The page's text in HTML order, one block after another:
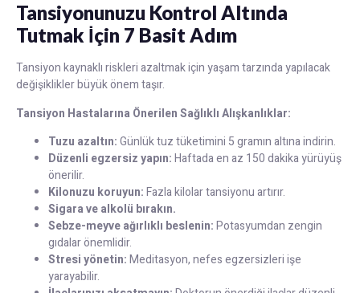
Tansiyonunuzu Kontrol Altında
Tutmak İçin 7 Basit Adım
Tansiyon kaynaklı riskleri azaltmak için yaşam tarzında yapılacak
değişiklikler büyük önem taşır.
Tansiyon Hastalarına Önerilen Sağlıklı Alışkanlıklar:
Tuzu azaltın:Günlük tuz tüketimini 5 gramın altına indirin.
Düzenli egzersiz yapın:Haftada en az 150 dakika yürüyüş
önerilir.
Kilonuzu koruyun:Fazla kilolar tansiyonu artırır.
Sigara ve alkolü bırakın.
Sebze-meyve ağırlıklı beslenin:Potasyumdan zengin
gıdalar önemlidir.
Stresi yönetin:Meditasyon, nefes egzersizleri işe
yarayabilir.